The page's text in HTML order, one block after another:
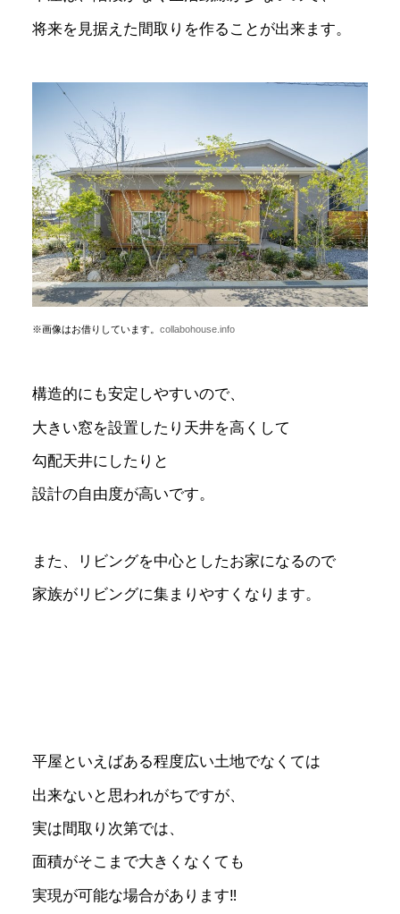
将来を見据えた間取りを作ることが出来ます。
※画像はお借りしています。 collabohouse.info
構造的にも安定しやすいので、
大きい窓を設置したり天井を高くして
勾配天井にしたりと
設計の自由度が高いです。
また、リビングを中心としたお家になるので
家族がリビングに集まりやすくなります。
平屋といえばある程度広い土地でなくては
出来ないと思われがちですが、
実は間取り次第では、
面積がそこまで大きくなくても
実現が可能な場合があります‼